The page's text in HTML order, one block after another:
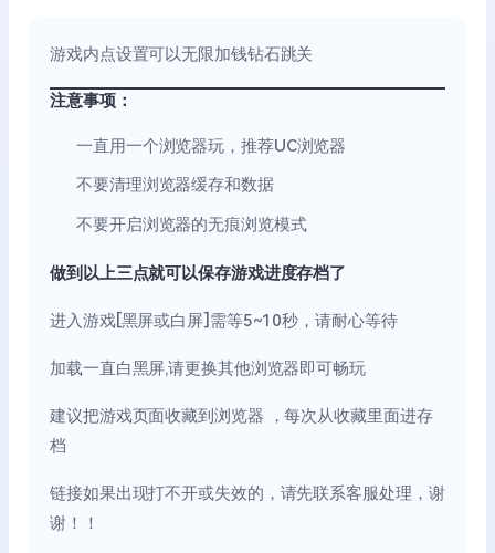
游戏内点设置可以无限加钱钻石跳关
注意事项：
一直用一个浏览器玩，推荐UC浏览器
不要清理浏览器缓存和数据
不要开启浏览器的无痕浏览模式
做到以上三点就可以保存游戏进度存档了
进入游戏[黑屏或白屏]需等5~10秒，请耐心等待
加载一直白黑屏,请更换其他浏览器即可畅玩
建议把游戏页面收藏到浏览器 ，每次从收藏里面进存
档
链接如果出现打不开或失效的，请先联系客服处理，谢
谢！！